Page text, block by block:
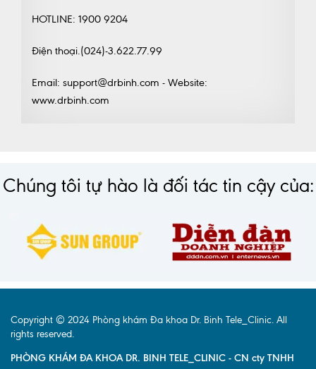
HOTLINE: 1900 9204
Điện thoại.(024)-3.622.77.99
Email: support@drbinh.com - Website:
www.drbinh.com
Chúng tôi tự hào là đối tác tin cậy của:
Copyright © 2024 Phòng khám Đa khoa Dr. Binh Tele_Clinic. All
rights reserved.
PHÒNG KHÁM ĐA KHOA DR. BINH TELE_CLINIC - CN cty TNHH